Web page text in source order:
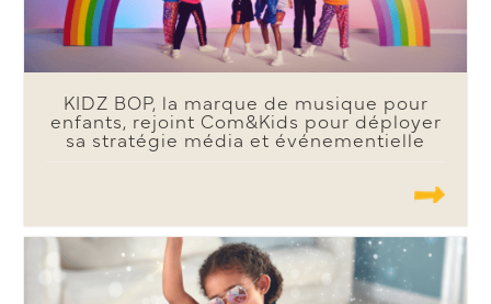
KIDZ BOP, la marque de musique pour
enfants, rejoint Com&Kids pour déployer
sa stratégie média et événementielle
.......